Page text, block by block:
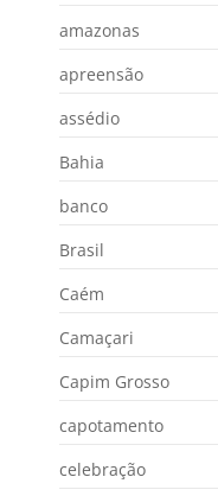
amazonas
apreensão
assédio
Bahia
banco
Brasil
Caém
Camaçari
Capim Grosso
capotamento
celebração